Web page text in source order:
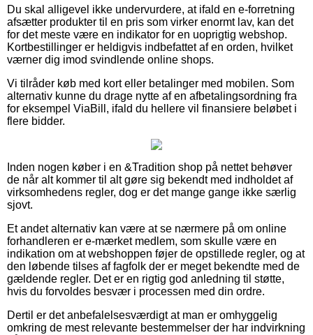
Du skal alligevel ikke undervurdere, at ifald en e-forretning
afsætter produkter til en pris som virker enormt lav, kan det
for det meste være en indikator for en uoprigtig webshop.
Kortbestillinger er heldigvis indbefattet af en orden, hvilket
værner dig imod svindlende online shops.
Vi tilråder køb med kort eller betalinger med mobilen. Som
alternativ kunne du drage nytte af en afbetalingsordning fra
for eksempel ViaBill, ifald du hellere vil finansiere beløbet i
flere bidder.
Inden nogen køber i en &Tradition shop på nettet behøver
de når alt kommer til alt gøre sig bekendt med indholdet af
virksomhedens regler, dog er det mange gange ikke særlig
sjovt.
Et andet alternativ kan være at se nærmere på om online
forhandleren er e-mærket medlem, som skulle være en
indikation om at webshoppen føjer de opstillede regler, og at
den løbende tilses af fagfolk der er meget bekendte med de
gældende regler. Det er en rigtig god anledning til støtte,
hvis du forvoldes besvær i processen med din ordre.
Dertil er det anbefalelsesværdigt at man er omhyggelig
omkring de mest relevante bestemmelser der har indvirkning